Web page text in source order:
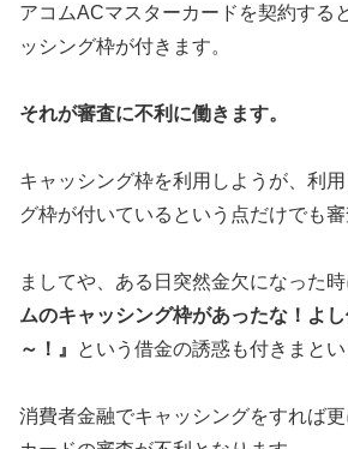
アコムACマスターカードを契約する
ッシング枠が付きます。
それが審査に不利に働きます。
キャッシング枠を利用しようが、利
グ枠が付いているという点だけでも審
ましてや、ある日突然金欠になった時
ムのキャッシング枠があったな！よ
～！』
という借金の誘惑も付きまとい
消費者金融でキャッシングをすれば